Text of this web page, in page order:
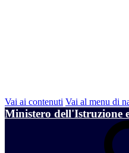
Vai ai contenuti Vai al menu di
Ministero dell'Istruzione